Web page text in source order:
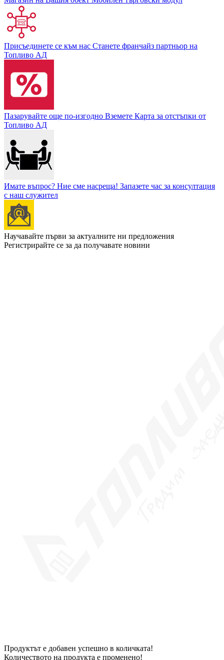
Присъединете се към нас Станете франчайз партньор на
Топливо АД
Пазарувайте още по-изгодно Вземете Карта за отстъпки от
Топливо АД
Имате въпрос? Ние сме насреща! Запазете час за консултация
с наш служител
Научавайте първи за актуалните ни предложения
Регистрирайте се за да получавате новини
Продуктът е добавен успешно в количката!
Количеството на продукта е променено!